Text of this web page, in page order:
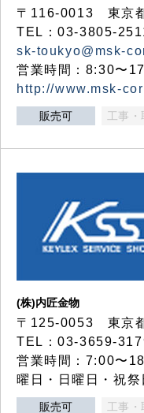
〒116-0013 東京
TEL：03-3805-
sk-toukyo@msk-
営業時間：8:30〜
http://www.msk-
販売可 工事・
(株)内匠金物
〒125-0053 東京
TEL：03-3659-
営業時間：7:00〜
曜日・日曜日・祝祭
販売可 工事・